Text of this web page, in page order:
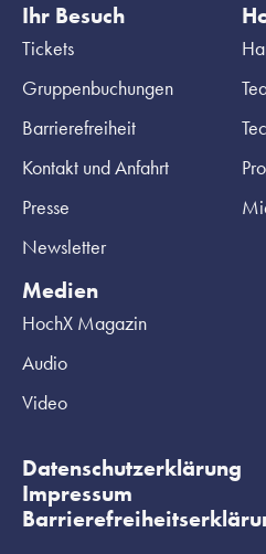
Ihr Besuch
Tickets
Gruppenbuchungen
Barrierefreiheit
Kontakt und Anfahrt
Presse
Newsletter
Medien
HochX Magazin
Audio
Video
Datenschutzerklärung
Impressum